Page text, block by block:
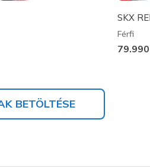
SKX
Férfi
BETÖLTÉSE